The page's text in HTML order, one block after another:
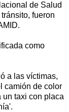
de Salud
fueron
como
a las víctimas,
camión de color
un taxi con placa